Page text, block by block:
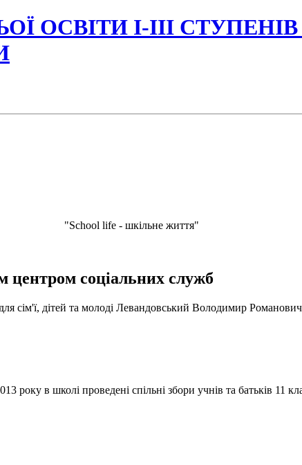
ОСВІТИ І-ІІІ
"School life - шкільне життя"
соціальних служб
сім'ї, дітей та молоді Левандовський Володимир
року в школі проведені спільні збори учнів та батьків 11